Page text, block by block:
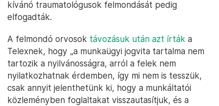
kívánó traumatológusok felmondását pedig
elfogadták.
A felmondó orvosok távozásuk után azt írták a
Telexnek, hogy „a munkaügyi jogvita tartalma nem
tartozik a nyilvánosságra, arról a felek nem
nyilatkozhatnak érdemben, így mi nem is tesszük,
csak annyit jelenthetünk ki, hogy a munkáltatói
közleményben foglaltakat visszautasítjuk, és a